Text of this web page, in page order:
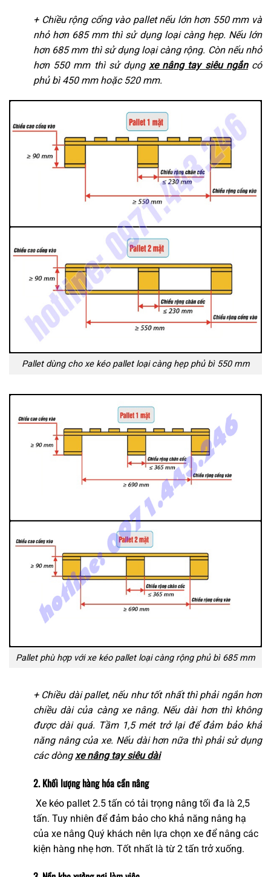
+ Chiều rộng cổng vào pallet nếu lớn hơn 550 mm và
nhỏ hơn 685 mm thì sử dụng loại càng hẹp. Nếu lớn
hơn 685 mm thì sử dụng loại càng rộng. Còn nếu nhỏ
hơn 550 mm thì sử dụng xe nâng tay siêu ngắncó
phủ bì 450 mm hoặc 520 mm.
Pallet dùng cho xe kéo pallet loại càng hẹp phủ bì 550 mm
Pallet phù hợp với xe kéo pallet loại càng rộng phủ bì 685 mm
+ Chiều dài pallet, nếu như tốt nhất thì phải ngắn hơn
chiều dài của càng xe nâng. Nếu dài hơn thì không
được dài quá. Tầm 1,5 mét trở lại để đảm bảo khả
năng nâng của xe. Nếu dài hơn nữa thì phải sử dụng
các dòngxe nâng tay siêu dài
2. Khối lượng hàng hóa cần nâng
Xe kéo pallet 2.5 tấn có tải trọng nâng tối đa là 2,5
tấn. Tuy nhiên để đảm bảo cho khả năng nâng hạ
của xe nâng Quý khách nên lựa chọn xe để nâng các
kiện hàng nhẹ hơn. Tốt nhất là từ 2 tấn trở xuống.